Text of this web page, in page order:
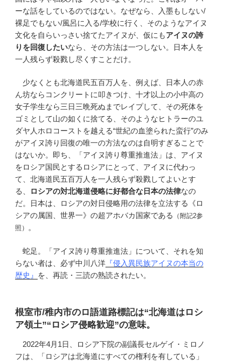
ーな話をしているのではない。なぜなら、入墨もしない/
裸足でもない/風呂に入る/学校に行く、そのようなアイヌ
文化を自らいっさい捨てたアイヌが、仮にもアイヌの誇
りを回復したいなら、その方法は一つしない。日本人を
一人残らず殺戮し尽くすことだけ。
少なくとも北海道民五百万人を、例えば、日本人の赤
ん坊ならコンクリートに叩きつけ、十才以上の小中高の
女子学生なら三日三晩死ぬまでレイプして、その死体を
ゴミとして山の如くに捨てる、そのようなヒトラーのユ
ダヤ人ホロコーストを越える“世紀の血塗られた蛮行”のみ
がアイヌ誇り回復の唯一の方法なのは自明すぎることで
はないか。即ち、「アイヌ誇り尊重推進法」は、アイヌ
をロシア国民とするロシアにとって、アイヌに代わっ
て、北海道民五百万人を一人残らず殺戮してよいとす
る、
ロシアの対北海道侵略に好都合な日本の法律なの
だ。日本は、ロシアの対日侵略用の法律を立法する《ロ
シアの属国、世界一》の超アホバカ国家である
（附記2参
照）
。
蛇足。「アイヌ誇り尊重推進法」について、それを知
らない者は、必ず中川八洋 『侵入異民族アイヌの本当の
歴史』
を、再読・三読の熟読されたい。
根室市/稚内市のロ語道路標記は“北海道はロシ
ア領土”“ロシア侵略歓迎”の意味。
2022年4月1日、ロシア下院の副議長セルゲイ・ミロノ
フは、「ロシアは北海道にすべての権利を有している」